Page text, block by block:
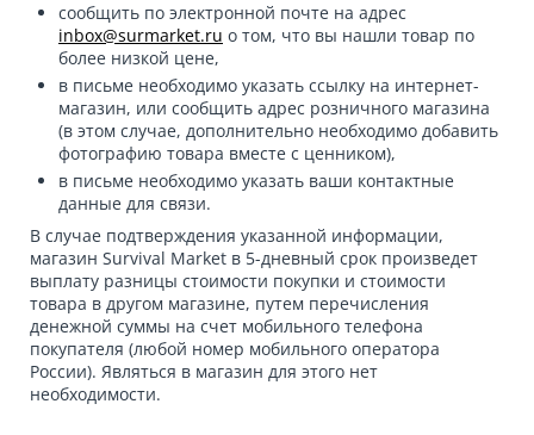
сообщить по электронной почте на адрес
inbox@surmarket.ru о том, что вы нашли товар по
более низкой цене,
в письме необходимо указать ссылку на интернет-
магазин, или сообщить адрес розничного магазина
(в этом случае, дополнительно необходимо добавить
фотографию товара вместе с ценником),
в письме необходимо указать ваши контактные
данные для связи.
В случае подтверждения указанной информации,
магазин Survival Market в 5-дневный срок произведет
выплату разницы стоимости покупки и стоимости
товара в другом магазине, путем перечисления
денежной суммы на счет мобильного телефона
покупателя (любой номер мобильного оператора
России). Являться в магазин для этого нет
необходимости.